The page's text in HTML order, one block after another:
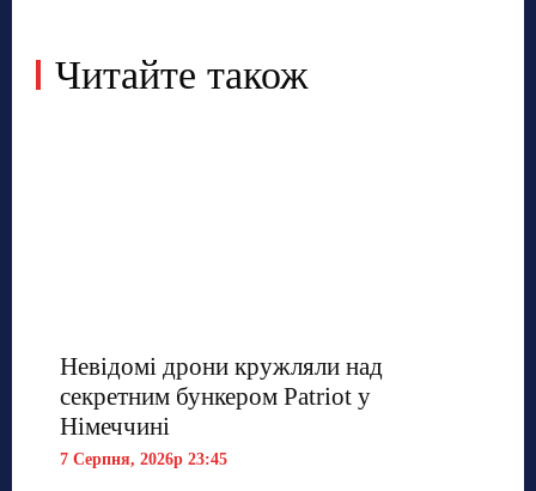
Читайте також
Невідомі дрони кружляли над
секретним бункером Patriot у
Німеччині
7 Серпня, 2026р 23:45